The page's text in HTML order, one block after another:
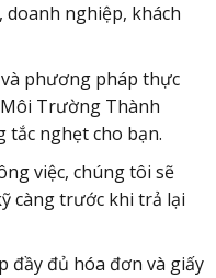
nghiệp, khách
phương pháp thực
Trường Thành
tắc nghẹt cho bạn.
việc, chúng tôi sẽ
càng trước khi trả lại
đầy đủ hóa đơn và giấy